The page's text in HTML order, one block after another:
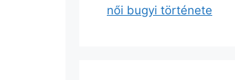
női bugyi története